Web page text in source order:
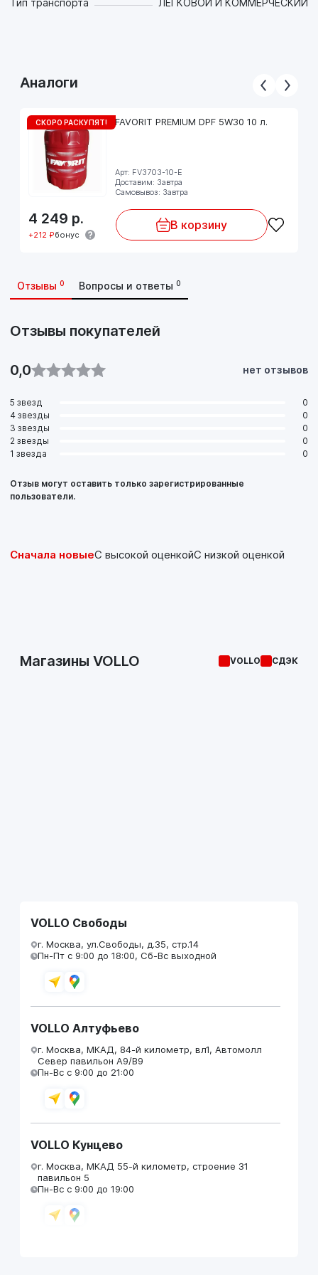
Аналоги
FAVORIT PREMIUM DPF 5W30 10 л.
Арт: FV3703-10-E
Доставим: Завтра
Самовывоз: Завтра
4 249 р.
+212 ₽бонус
В корзину
СКОРО РАСКУПЯТ!
Отзывы 0 Вопросы и ответы 0
Отзывы покупателей
0,0 нет отзывов
5 звезд
0
4 звезды
0
3 звезды
0
2 звезды
0
1 звезда
0
Отзыв могут оставить только зарегистрированные
пользователи.
Сначала новыеС высокой оценкойС низкой оценкой
Магазины VOLLO VOLLO СДЭК
VOLLO Свободы
г. Москва, ул.Свободы, д.35, стр.14
Пн-Пт с 9:00 до 18:00, Сб-Вс выходной
VOLLO Алтуфьево
г. Москва, МКАД, 84-й километр, вл1, Автомолл
Север павильон А9/В9
Пн-Вс с 9:00 до 21:00
VOLLO Кунцево
г. Москва, МКАД 55-й километр, строение 31
павильон 5
Пн-Вс с 9:00 до 19:00